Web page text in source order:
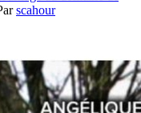
scahour